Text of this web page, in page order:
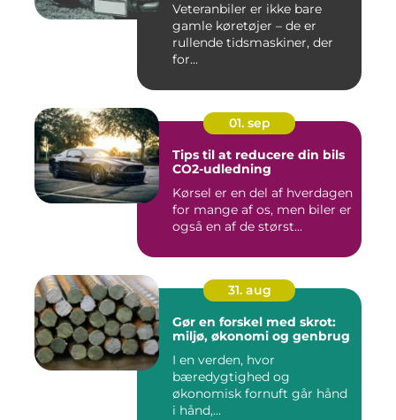
Veteranbiler er ikke bare
gamle køretøjer – de er
rullende tidsmaskiner, der
for...
01. sep
Tips til at reducere din bils
CO2-udledning
Kørsel er en del af hverdagen
for mange af os, men biler er
også en af de størst...
31. aug
Gør en forskel med skrot:
miljø, økonomi og genbrug
I en verden, hvor
bæredygtighed og
økonomisk fornuft går hånd
i hånd,...